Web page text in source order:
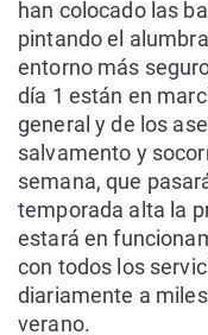
han colocado las
pintando el
entorno más
día 1 están en
general y de los
salvamento y
semana, que
temporada alta la
estará en
con todos los
diariamente a
verano.